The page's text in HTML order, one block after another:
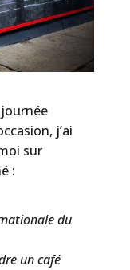
j’ai
sur
:
du
un café